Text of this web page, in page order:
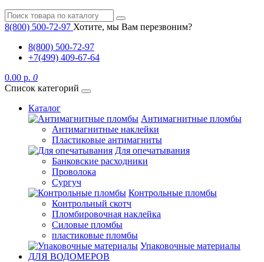
8(800) 500-72-97 Хотите, мы Вам перезвоним?
8(800) 500-72-97
+7(499) 409-67-64
0.00 р. 0
Список категорий
Каталог
Антимагнитные пломбы
Антимагнитные наклейки
Пластиковые антимагниты
Для опечатывания
Банковские расходники
Проволока
Сургуч
Контрольные пломбы
Контрольный скотч
Пломбировочная наклейка
Силовые пломбы
пластиковые пломбы
Упаковочные материалы
ДЛЯ ВОДОМЕРОВ